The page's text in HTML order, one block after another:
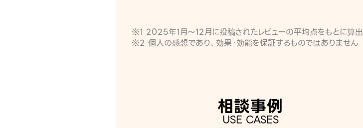
※1 2025年1月〜12月に投稿されたレビューの平均点をもとに算出
※2 個人の感想であり、効果・効能を保証するものではありません
相談事例
USE CASES